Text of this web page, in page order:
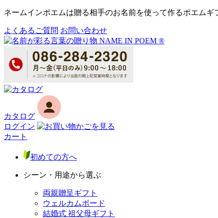
ネームインポエムは贈る相手のお名前を使って作るポエムギ
よくあるご質問 お問い合わせ
カタログ
ログイン
カート
初めての方へ
シーン・用途から選ぶ
両親贈呈ギフト
ウェルカムボード
結婚式 祖父母ギフト